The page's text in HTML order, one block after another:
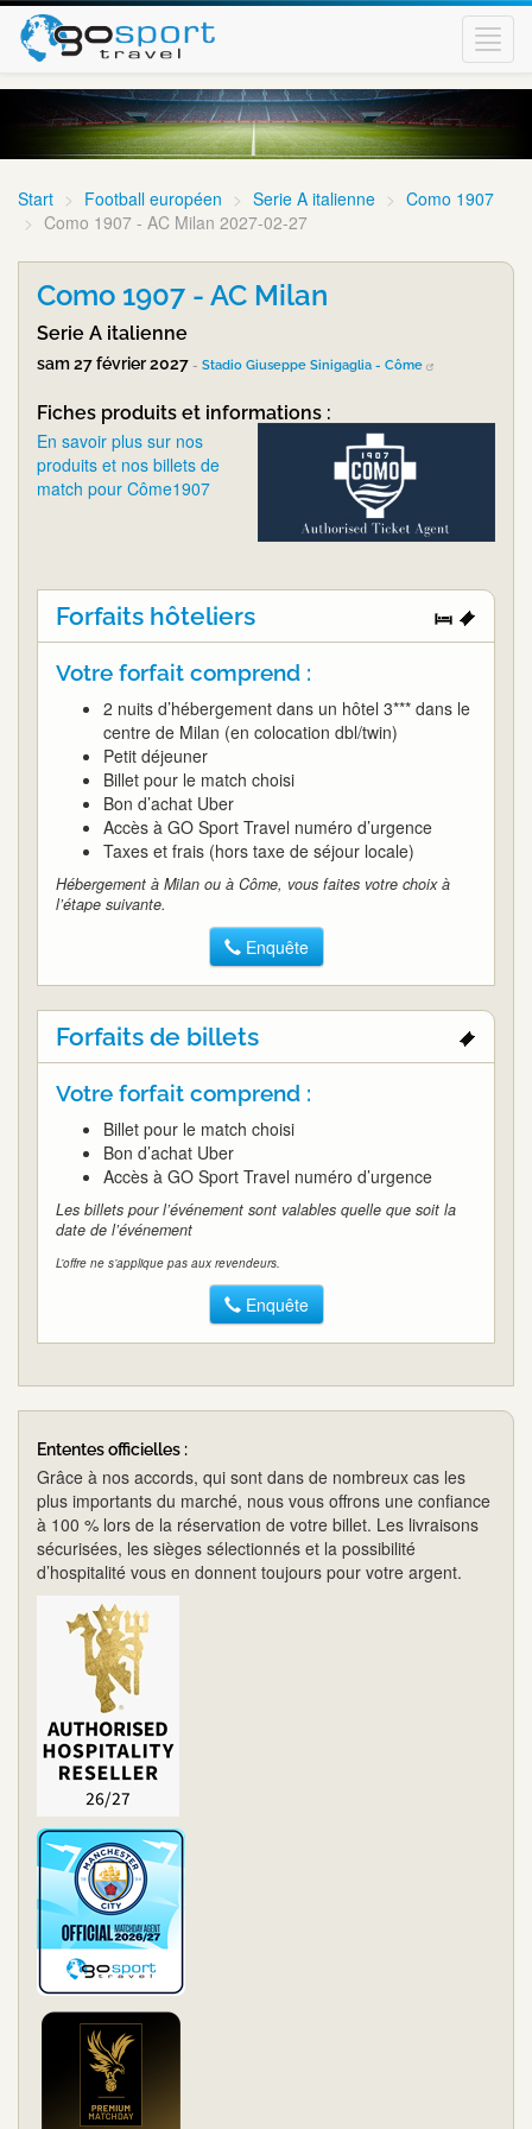
Start Football européen Serie A italienne
Como 1907
Como 1907 - AC Milan 2027-02-27
Como 1907 - AC Milan
Serie A italienne
sam 27 février 2027 - Stadio Giuseppe Sinigaglia - Côme
Fiches produits et informations :
En savoir plus sur nos
produits et nos billets de
match pour Côme1907
Forfaits hôteliers
Votre forfait comprend :
2 nuits d’hébergement dans un hôtel 3*** dans le
centre de Milan (en colocation dbl/twin)
Petit déjeuner
Billet pour le match choisi
Bon d’achat Uber
Accès à GO Sport Travel numéro d’urgence
Taxes et frais (hors taxe de séjour locale)
Hébergement à Milan ou à Côme, vous faites votre choix à
l’étape suivante.
Enquête
Forfaits de billets
Votre forfait comprend :
Billet pour le match choisi
Bon d’achat Uber
Accès à GO Sport Travel numéro d’urgence
Les billets pour l’événement sont valables quelle que soit la
date de l’événement
L’offre ne s’applique pas aux revendeurs.
Enquête
Ententes officielles :
Grâce à nos accords, qui sont dans de nombreux cas les
plus importants du marché, nous vous offrons une confiance
à 100 % lors de la réservation de votre billet. Les livraisons
sécurisées, les sièges sélectionnés et la possibilité
d’hospitalité vous en donnent toujours pour votre argent.